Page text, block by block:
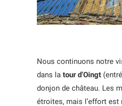
Nous continuons notre
dans la tour d’Oingt
donjon de château. Les
étroites, mais l’effort est